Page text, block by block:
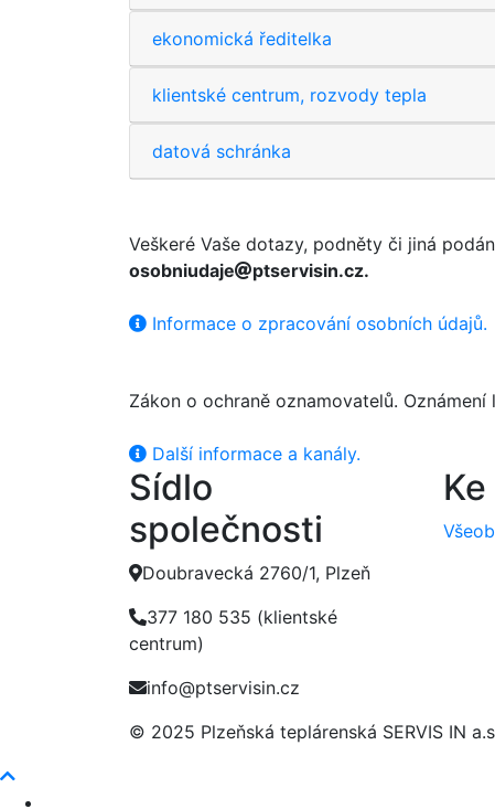
ekonomická ředitelka
klientské centrum, rozvody tepla
datová schránka
Veškeré Vaše dotazy, podněty či jiná
osobniudaje
ptservisin.cz.
Informace o zpracování osobních údajů.
Zákon o ochraně oznamovatelů.
Další informace a kanály.
Sídlo
společnosti
Doubravecká 2760/1, Plzeň
377 180 535 (klientské
centrum)
info@ptservisin.cz
© 2025 Plzeňská teplárenská SERVIS IN